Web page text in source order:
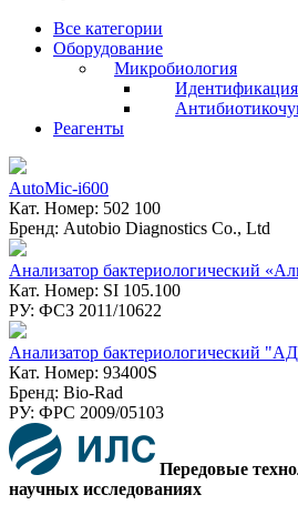
Все категории
Оборудование
Микробиология
Идентификация
Реагенты
AutoMic-i600
Кат. Номер: 502 100
Бренд: Autobio Diagnostics Co., Ltd
Анализатор бактериологический
Кат. Номер: SI 105.100
РУ: ФСЗ 2011/10622
Анализатор бактериологический
Кат. Номер: 93400S
Бренд: Bio-Rad
РУ: ФPC 2009/05103
Передовые
научных исследованиях